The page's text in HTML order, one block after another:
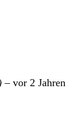
– vor 2 Jahren